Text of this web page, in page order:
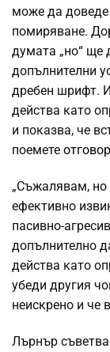
може да доведе
помиряване.
думата „но“ ще
допълнителни
дребен шрифт.
действа като
и показва, че
поемете
„Съжалявам, но
ефективно
пасивно-
допълнително
действа като
убеди другия
неискрено и че
Лърнър съветва